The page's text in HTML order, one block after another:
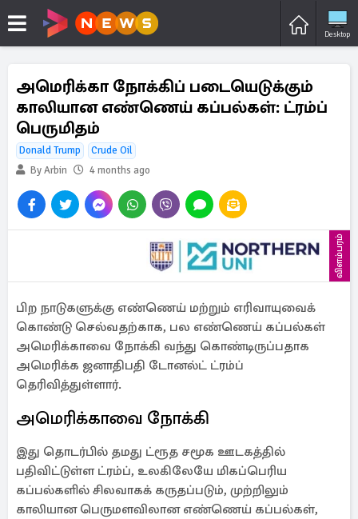
Desktop
அமெரிக்கா நோக்கிப் படையெடுக்கும்
காலியான எண்ணெய் கப்பல்கள்: ட்ரம்ப்
பெருமிதம்
Donald Trump
Crude Oil
By Arbin
4 months ago
விளம்பரம்
பிற நாடுகளுக்கு எண்ணெய் மற்றும் எரிவாயுவைக்
கொண்டு செல்வதற்காக, பல எண்ணெய் கப்பல்கள்
அமெரிக்காவை நோக்கி வந்து கொண்டிருப்பதாக
அமெரிக்க ஜனாதிபதி டோனல்ட் ட்ரம்ப்
தெரிவித்துள்ளார்.
அமெரிக்காவை நோக்கி
இது தொடர்பில் தமது ட்ரூத சமூக ஊடகத்தில்
பதிவிட்டுள்ள ட்ரம்ப், உலகிலேயே மிகப்பெரிய
கப்பல்களில் சிலவாகக் கருதப்படும், முற்றிலும்
காலியான பெருமளவிலான எண்ணெய் கப்பல்கள்,